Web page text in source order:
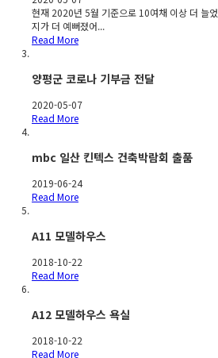
현재 2020년 5월 기준으로 10여채 이상 더 늘
지가 더 예뻐졌어...
Read More
양평군 코로나 기부금 전달
2020-05-07
Read More
mbc 일산 킨텍스 건축박람회 출품
2019-06-24
Read More
A11 모델하우스
2018-10-22
Read More
A12 모델하우스 욕실
2018-10-22
Read More